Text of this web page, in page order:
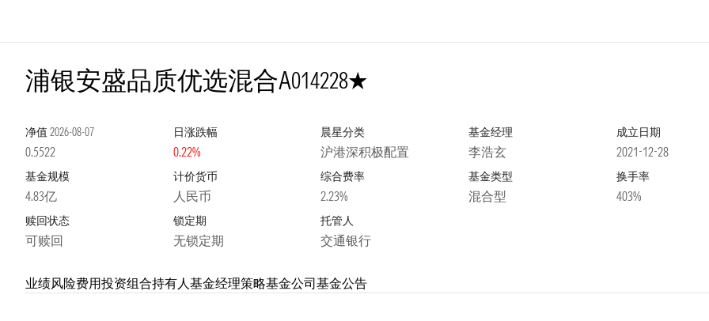
浦银安盛品质优选混合A014228
净值 2026-08-07
0.5522
日涨跌幅
0.22%
晨星分类
沪港深积极配置
基金经理
李浩玄
成立日期
2021-12-28
基金规模
4.83亿
计价货币
人民币
综合费率
2.23%
基金类型
混合型
换手率
403%
赎回状态
可赎回
锁定期
无锁定期
托管人
交通银行
业绩风险费用投资组合持有人基金经理策略基金公司基金公告